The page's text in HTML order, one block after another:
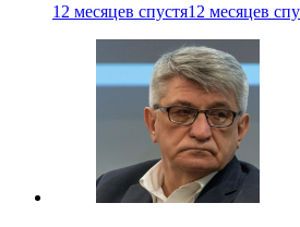
12 месяцев спустя12 месяцев